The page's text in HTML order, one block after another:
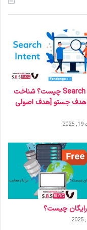
Search Intent چیست؟ شناخت
هدف جستو [هدف اصولی
چیست؟